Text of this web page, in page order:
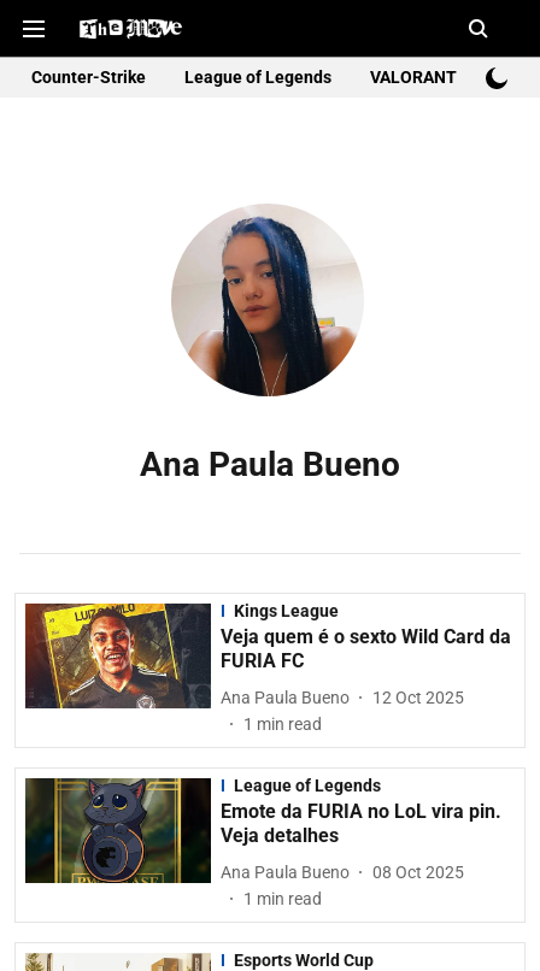
Counter-Strike League of Legends VALORANT
Ana Paula Bueno
Kings League
Veja quem é o sexto Wild Card da
FURIA FC
Ana Paula Bueno
12 Oct 2025
1 min read
League of Legends
Emote da FURIA no LoL vira pin.
Veja detalhes
Ana Paula Bueno
08 Oct 2025
1 min read
Esports World Cup